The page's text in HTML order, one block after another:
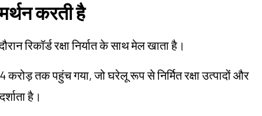
करती है
रिकॉर्ड रक्षा निर्यात के साथ मेल खाता है।
करोड़ तक पहुंच गया, जो घरेलू रूप से निर्मित रक्षा उत्पादों और
है।